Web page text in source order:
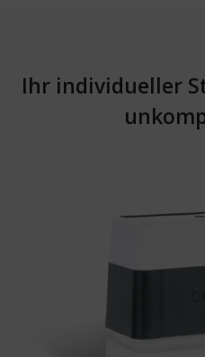
Ihr individueller